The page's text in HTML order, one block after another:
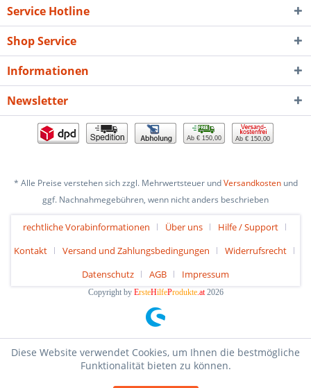
Service Hotline
Shop Service
Informationen
Newsletter
Ab € 150,00 Ab € 150,00
* Alle Preise verstehen sich zzgl. Mehrwertsteuer undVersandkostenund
ggf. Nachnahmegebühren, wenn nicht anders beschrieben
rechtliche Vorabinformationen Über uns
Hilfe / Support
Kontakt
Versand und Zahlungsbedingungen
Widerrufsrecht
Datenschutz
AGB Impressum
Copyright by ErsteHilfeProdukte.at2026
Diese Website verwendet Cookies, um Ihnen die bestmögliche
Funktionalität bieten zu können.